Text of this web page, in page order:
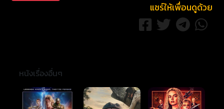
แชร์ให้เพื่อนดูด้วย
หนังเรื่องอื่นๆ